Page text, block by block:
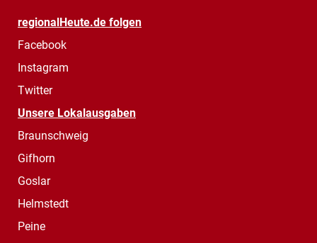
regionalHeute.de folgen
Facebook
Instagram
Twitter
Unsere Lokalausgaben
Braunschweig
Gifhorn
Goslar
Helmstedt
Peine